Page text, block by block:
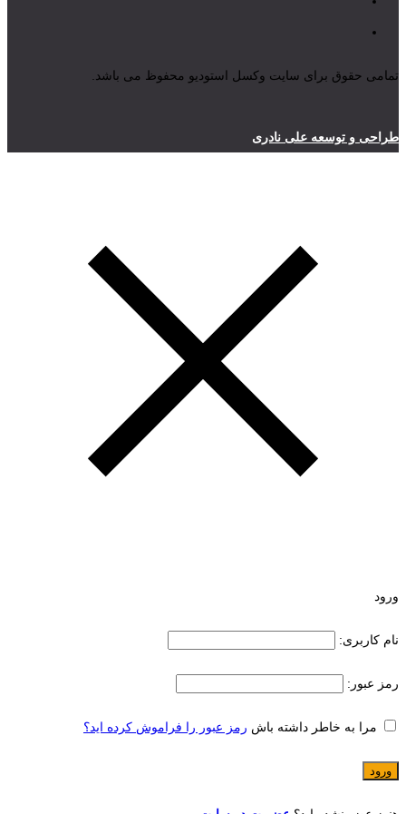
تمامی حقوق برای سایت وکسل استودیو محفوظ می باشد.
طراحی و توسعه علی نادری
ورود
نام کاربری:
رمز عبور:
مرا به خاطر داشته باش رمز عبور را فراموش کرده اید؟